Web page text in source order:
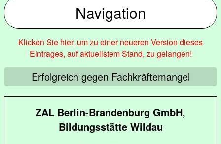
Navigation
Klicken Sie hier, um zu einer neueren Version dieses
Eintrages, auf aktuellstem Stand, zu gelangen!
Erfolgreich gegen Fachkräftemangel
ZAL Berlin-Brandenburg GmbH,
Bildungsstätte Wildau